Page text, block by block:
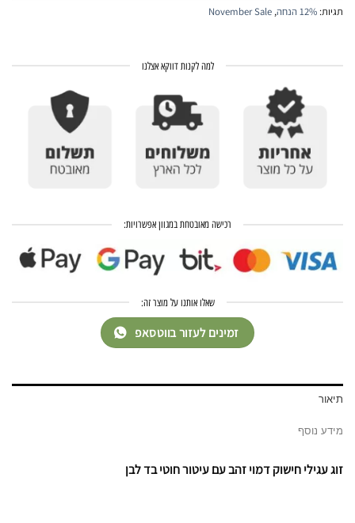
תגיות: 12% הנחה ,
November Sale
למה לקנות דווקא אצלנו
רכישה מאובטחת במגוון אפשרויות:
שאלו אותנו על מוצר זה:
זמינים לעזור בווטסאפ
תיאור
מידע נוסף
זוג עגילי חישוק דמוי זהב עם עיטור חוטי בד לבן